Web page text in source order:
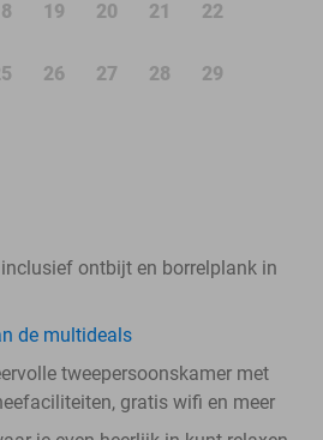
19 20 21 22
26 27 28 29
ontbijt en borrelplank in
de multideals
tweepersoonskamer met
gratis wifi en meer